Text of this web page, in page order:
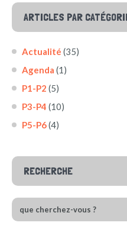
ARTICLES PAR
Actualité (35)
Agenda (1)
P1-P2 (5)
P3-P4 (10)
P5-P6(4)
RECHERCHE